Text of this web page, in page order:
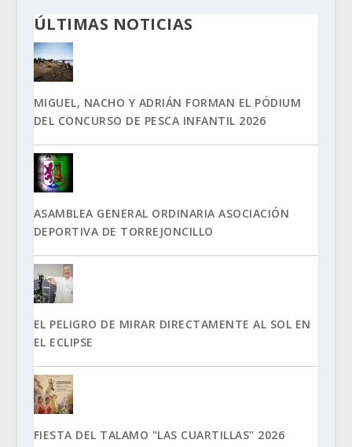
ÚLTIMAS NOTICIAS
MIGUEL, NACHO Y ADRIÁN FORMAN EL PÓDIUM
DEL CONCURSO DE PESCA INFANTIL 2026
ASAMBLEA GENERAL ORDINARIA ASOCIACIÓN
DEPORTIVA DE TORREJONCILLO
EL PELIGRO DE MIRAR DIRECTAMENTE AL SOL EN
EL ECLIPSE
FIESTA DEL TALAMO "LAS CUARTILLAS" 2026